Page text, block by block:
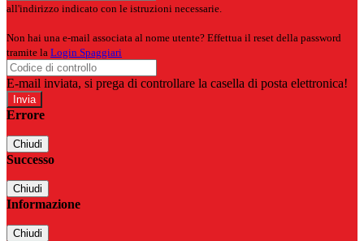
all'indirizzo indicato con le istruzioni necessarie.
Non hai una e-mail associata al nome utente? Effettua il reset della password
tramite la Login Spaggiari
E-mail inviata, si prega di controllare la casella di posta elettronica!
Errore
Chiudi
Successo
Chiudi
Informazione
Chiudi